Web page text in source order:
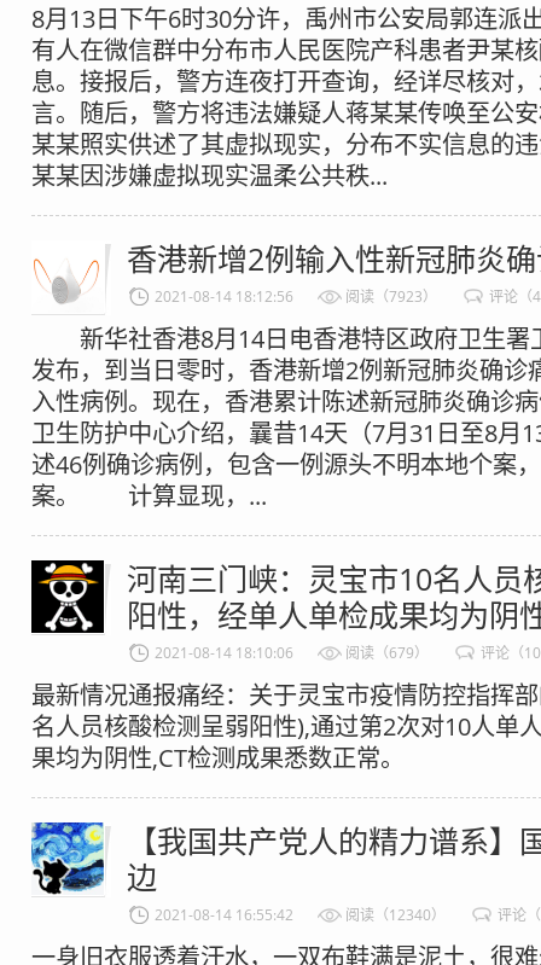
8月13日下午6时30分许，禹州市公安局郭连派
有人在微信群中分布市人民医院产科患者尹某
息。接报后，警方连夜打开查询，经详尽核对
言。随后，警方将违法嫌疑人蒋某某传唤至公
某某照实供述了其虚拟现实，分布不实信息的
某某因涉嫌虚拟现实温柔公共秩...
香港新增2例输入性新冠肺炎
2021-08-14 18:12:56 阅读（7923） 评论（
新华社香港8月14日电香港特区政府卫生署
发布，到当日零时，香港新增2例新冠肺炎确诊
入性病例。现在，香港累计陈述新冠肺炎确
卫生防护中心介绍，曩昔14天（7月31日至8月
述46例确诊病例，包含一例源头不明本地个案
案。 计算显现，...
河南三门峡：灵宝市10名人员
阳性，经单人单检成果均为阴
2021-08-14 18:10:06 阅读（679） 评论（
最新情况通报痛经：关于灵宝市疫情防控指挥
名人员核酸检测呈弱阳性),通过第2次对10人单
果均为阴性,CT检测成果悉数正常。​​​
【我国共产党人的精力谱系】
边
2021-08-14 16:55:42 阅读（12340） 评论
一身旧衣服透着汗水，一双布鞋满是泥土，很